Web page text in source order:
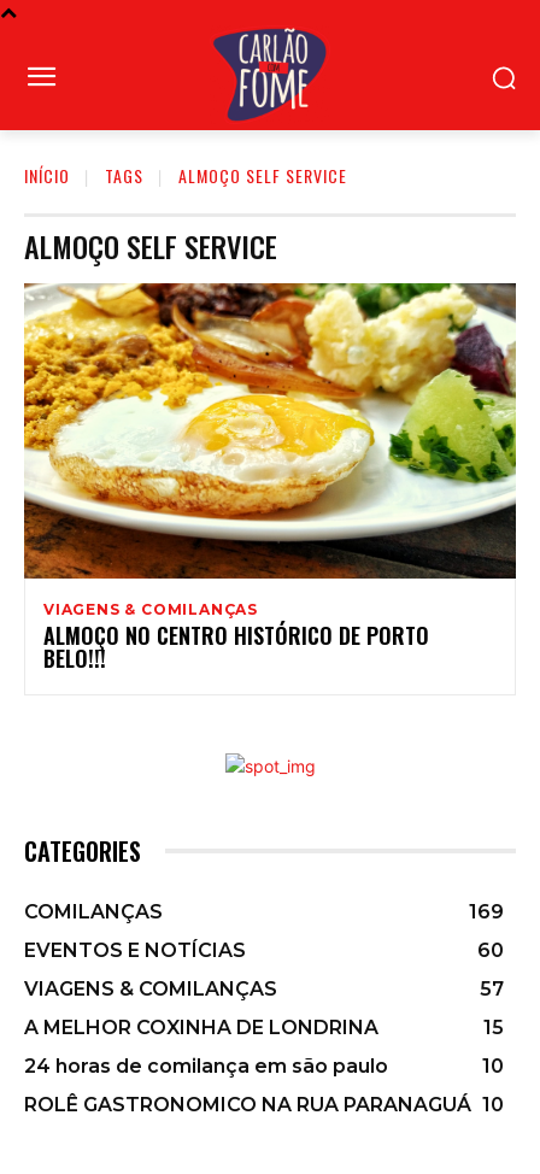
INÍCIO TAGS ALMOÇO SELF SERVICE
ALMOÇO SELF SERVICE
VIAGENS & COMILANÇAS
ALMOÇO NO CENTRO HISTÓRICO DE PORTO
BELO!!!
CATEGORIES
COMILANÇAS
169
EVENTOS E NOTÍCIAS
60
VIAGENS & COMILANÇAS
57
A MELHOR COXINHA DE LONDRINA
15
24 horas de comilança em são paulo
10
ROLÊ GASTRONOMICO NA RUA PARANAGUÁ 10